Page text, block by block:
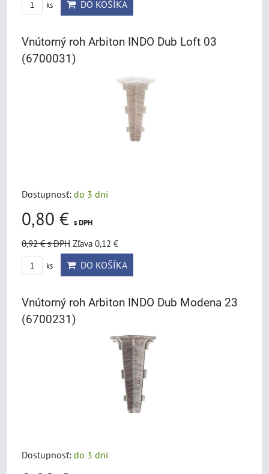
ks DO KOŠÍKA
Vnútorný roh Arbiton INDO Dub Loft 03
(6700031)
Dostupnosť: do 3 dní
0,80 € s DPH
0,92 €s DPH Zľava 0,12 €
ks DO KOŠÍKA
Vnútorný roh Arbiton INDO Dub Modena 23
(6700231)
Dostupnosť: do 3 dní